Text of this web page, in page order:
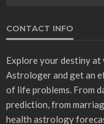
CONTACT INFO
Explore your destiny
Astrologer and get an
of life problems. From
prediction, from
health astrology